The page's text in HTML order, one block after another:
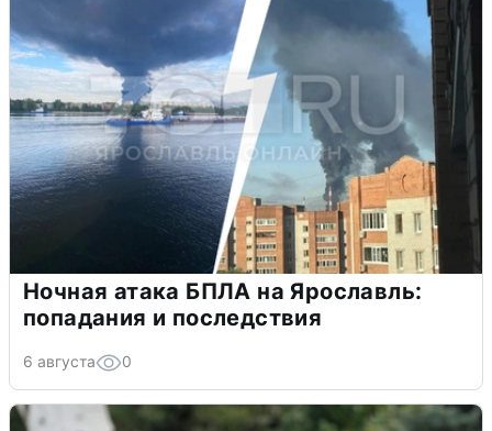
Ночная атака БПЛА на Ярославль:
попадания и последствия
6 августа 0